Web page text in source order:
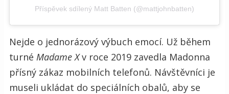
Příspěvek sdílený Matt Batten (@mattjohnbatten)
Nejde o jednorázový výbuch emocí. Už během
turné Madame Xv roce 2019 zavedla Madonna
přísný zákaz mobilních telefonů. Návštěvníci je
museli ukládat do speciálních obalů, aby se